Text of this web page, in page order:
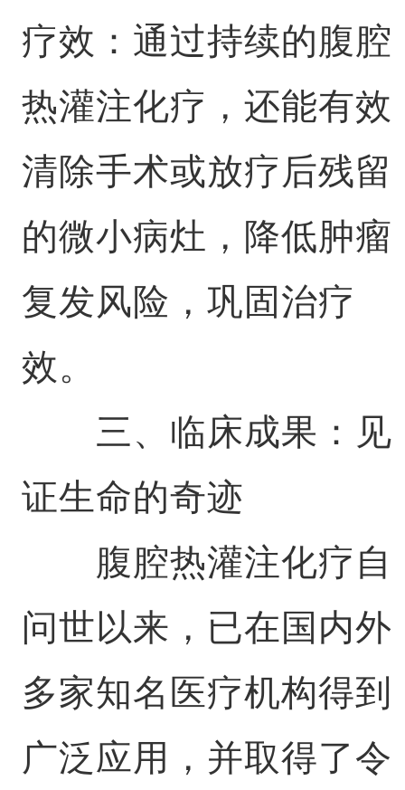
疗效：通过持续的腹腔
热灌注化疗，还能有效
清除手术或放疗后残留
的微小病灶，降低肿瘤
复发风险，巩固治疗
效。
三、临床成果：见
证生命的奇迹
腹腔热灌注化疗自
问世以来，已在国内外
多家知名医疗机构得到
广泛应用，并取得了令